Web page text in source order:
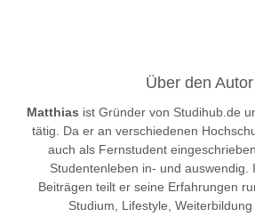
Über den Autor
Matthias ist Gründer von Studihub.de
tätig. Da er an verschiedenen
auch als Fernstudent
Studentenleben in- und auswendig.
Beiträgen teilt er seine Erfahrungen
Studium, Lifestyle, Weiterbildung